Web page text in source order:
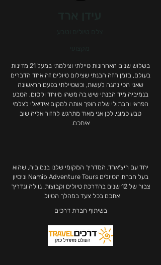
בשלוש שנים האחרונות טיילתי וצילמתי במעל 21 מדינות
בעולם, בזמן הזה הבנתי שצילום טיולים זה אחד הדברים
שאני הכי נהנה לעשות, וכשטיילתי בפעם הראשונה
בנמיביה מיד הבנתי שיש בה משהו מיוחד וקסום, הטבע
הפראי והבתולי שלה הופך אותה למקום אידיאלי לצלמי
טבע כמוני, לכן אני מאוד מתרגש לחזור אליה שוב
איתכם.
יחד עם ריצ׳ארד, המדריך המקומי שלנו בנמיביה, שהוא
בעל חברת הטיולים Namib Adventure Tours וניסיון
צבור של 12 שנים בהדרכת טיולים וקבוצות, נוולה ונדריך
אתכם בכל צעד במהלך הטיול.
בשיתוף חברת דרכים